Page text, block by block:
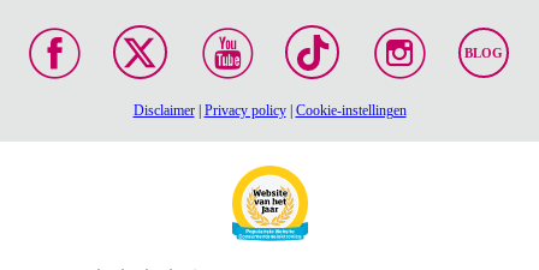
BLOG
Disclaimer| Privacy policy| Cookie-instellingen